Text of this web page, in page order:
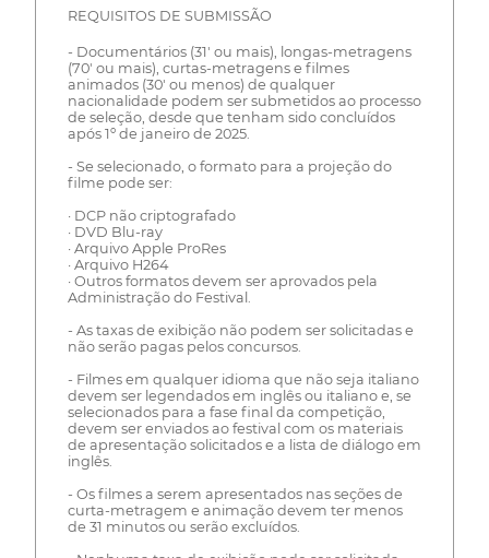
REQUISITOS DE SUBMISSÃO
- Documentários (31' ou mais), longas-metragens
(70' ou mais), curtas-metragens e filmes
animados (30' ou menos) de qualquer
nacionalidade podem ser submetidos ao processo
de seleção, desde que tenham sido concluídos
após 1º de janeiro de 2025.
- Se selecionado, o formato para a projeção do
filme pode ser:
· DCP não criptografado
· DVD Blu-ray
· Arquivo Apple ProRes
· Arquivo H264
· Outros formatos devem ser aprovados pela
Administração do Festival.
- As taxas de exibição não podem ser solicitadas e
não serão pagas pelos concursos.
- Filmes em qualquer idioma que não seja italiano
devem ser legendados em inglês ou italiano e, se
selecionados para a fase final da competição,
devem ser enviados ao festival com os materiais
de apresentação solicitados e a lista de diálogo em
inglês.
- Os filmes a serem apresentados nas seções de
curta-metragem e animação devem ter menos
de 31 minutos ou serão excluídos.